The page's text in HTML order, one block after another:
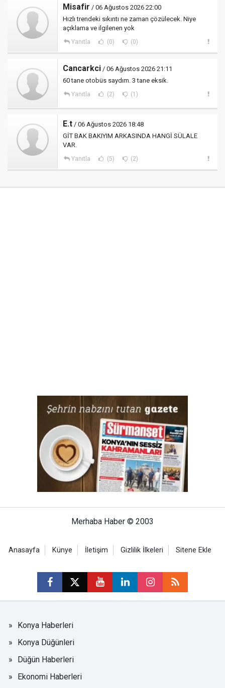
Misafir / 06 Ağustos 2026 22:00
Hızlı trendeki sıkıntı ne zaman çözülecek. Niye
açıklama ve ilgilenen yok
Yanıtla (0) (0)
Cancarkci / 06 Ağustos 2026 21:11
60 tane otobüs saydım. 3 tane eksik.
Yanıtla (2) (1)
E.t / 06 Ağustos 2026 18:48
GİT BAK BAKIYIM ARKASINDA HANGİ SÜLALE
VAR.
Yanıtla (5) (2)
Merhaba Haber © 2003
Anasayfa Künye İletişim Gizlilik İlkeleri Sitene Ekle
Konya Haberleri
Konya Düğünleri
Düğün Haberleri
Ekonomi Haberleri